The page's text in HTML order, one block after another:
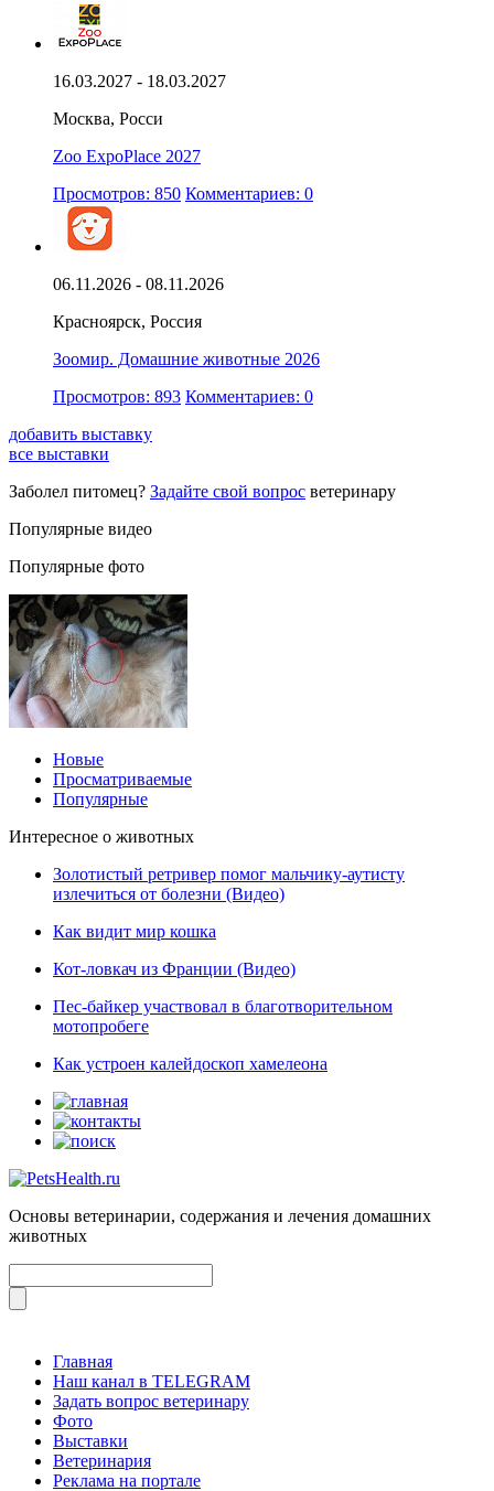
16.03.2027 - 18.03.2027
Москва, Росси
Zoo ExpoPlace 2027
Просмотров: 850 Комментариев: 0
06.11.2026 - 08.11.2026
Красноярск, Россия
Зоомир. Домашние животные 2026
Просмотров: 893 Комментариев: 0
добавить выставку
все выставки
Заболел питомец? Задайте свой вопрос ветеринару
Популярные видео
Популярные фото
Новые
Просматриваемые
Популярные
Интересное о животных
Золотистый ретривер помог мальчику-аутисту
излечиться от болезни (Видео)
Как видит мир кошка
Кот-ловкач из Франции (Видео)
Пес-байкер участвовал в благотворительном
мотопробеге
Как устроен калейдоскоп хамелеона
Основы ветеринарии, содержания и лечения домашних
животных
Главная
Наш канал в TELEGRAM
Задать вопрос ветеринару
Фото
Выставки
Ветеринария
Реклама на портале